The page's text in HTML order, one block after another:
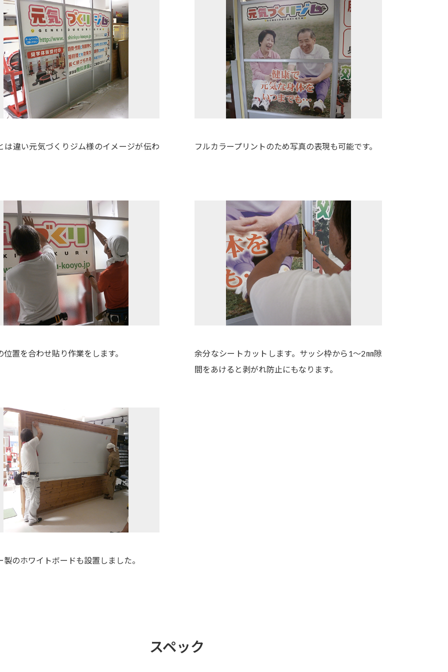
は違い元気づくりジム様のイメージが伝わ
フルカラープリントのため写真の表現も可能です。
位置を合わせ貼り作業をします。
余分なシートカットします。サッシ枠から1～2㎜隙
間をあけると剥がれ防止にもなります。
製のホワイトボードも設置しました。
スペック